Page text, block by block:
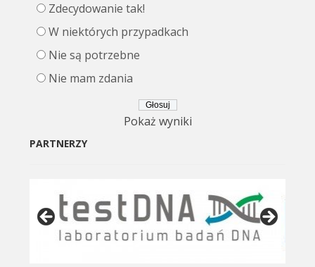
Zdecydowanie tak!
W niektórych przypadkach
Nie są potrzebne
Nie mam zdania
Pokaż wyniki
PARTNERZY